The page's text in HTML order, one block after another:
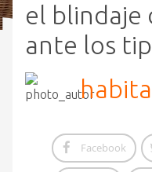
el blindaje
ante los
Facebook